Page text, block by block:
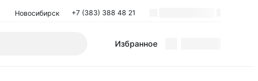
Поиск
Новосибирск +7 (383) 388 48 21
Избранное